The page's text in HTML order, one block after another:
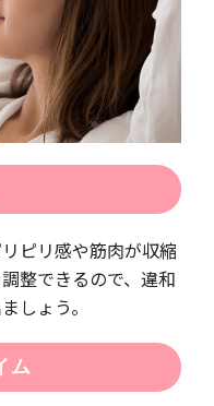
ピリ感や筋肉が収縮
整できるので、違和
しょう。
ム